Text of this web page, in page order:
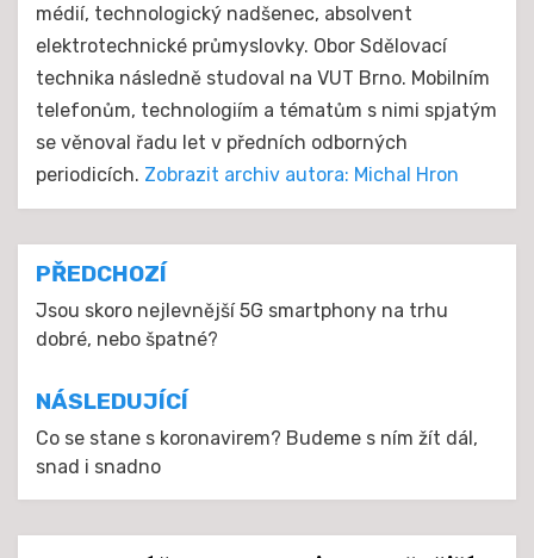
médií, technologický nadšenec, absolvent
elektrotechnické průmyslovky. Obor Sdělovací
technika následně studoval na VUT Brno. Mobilním
telefonům, technologiím a tématům s nimi spjatým
se věnoval řadu let v předních odborných
periodicích. Zobrazit archiv autora: Michal Hron
Navigace
pro
příspěvek
PŘEDCHOZÍ
Jsou skoro nejlevnější 5G smartphony na trhu
dobré, nebo špatné?
NÁSLEDUJÍCÍ
Co se stane s koronavirem? Budeme s ním žít dál,
snad i snadno